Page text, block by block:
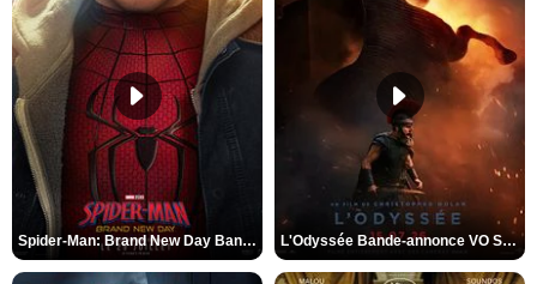
Spider-Man: Brand New Day Bande-annonce VO STFR L'Odyssée Bande-annonce VO STFR